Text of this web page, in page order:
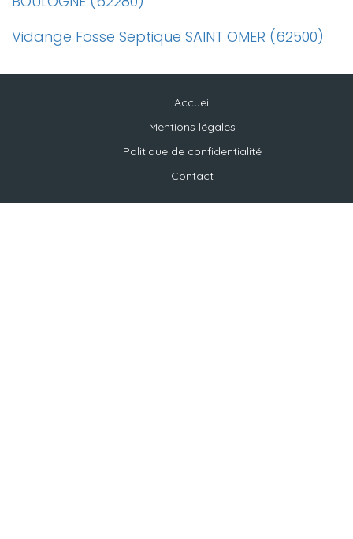
Vidange Fosse Septique SAINT OMER (62500)
Accueil
Mentions légales
Politique de confidentialité
Contact